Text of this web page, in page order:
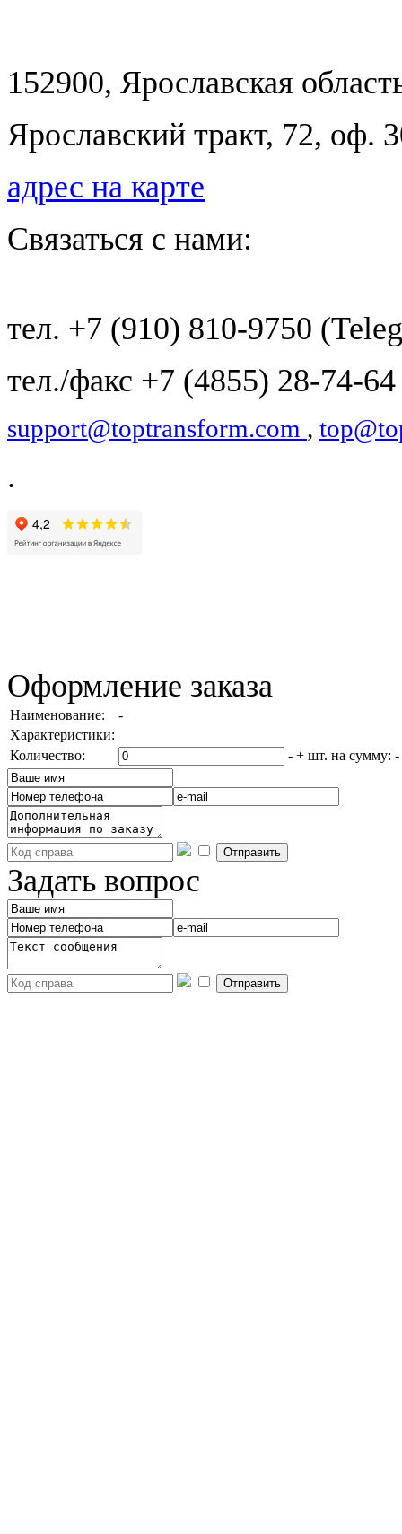
152900, Ярославская
Ярославский тракт, 72, оф.
адрес на карте
Связаться с нами:
тел. +7 (910) 810-9750
тел./факс +7 (4855) 28-74-
support@toptransform.com ,
.
Оформление заказа
Наименование:
-
Характеристики:
Количество:
- + шт. на сумму: -
Задать вопрос